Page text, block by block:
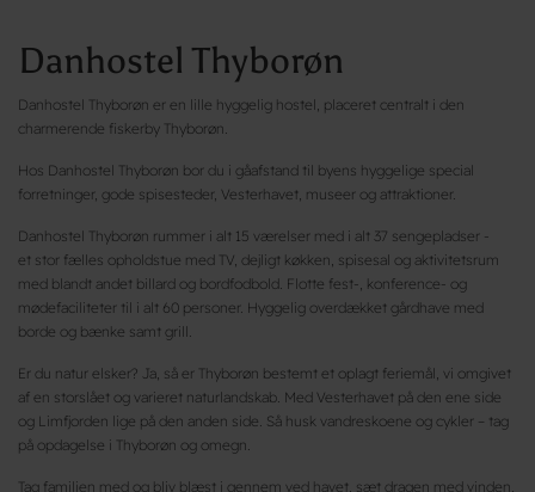
Danhostel Thyborøn
Danhostel Thyborøn er en lille hyggelig hostel, placeret centralt i den
charmerende fiskerby Thyborøn.
Hos Danhostel Thyborøn bor du i gåafstand til byens hyggelige special
forretninger, gode spisesteder, Vesterhavet, museer og attraktioner.
Danhostel Thyborøn rummer i alt 15 værelser med i alt 37 sengepladser -
et stor fælles opholdstue med TV, dejligt køkken, spisesal og aktivitetsrum
med blandt andet billard og bordfodbold. Flotte fest-, konference- og
mødefaciliteter til i alt 60 personer. Hyggelig overdækket gårdhave med
borde og bænke samt grill.
Er du natur elsker? Ja, så er Thyborøn bestemt et oplagt feriemål, vi omgivet
af en storslået og varieret naturlandskab. Med Vesterhavet på den ene side
og Limfjorden lige på den anden side. Så husk vandreskoene og cykler – tag
på opdagelse i Thyborøn og omegn.
Tag familien med og bliv blæst i gennem ved havet, sæt dragen med vinden,